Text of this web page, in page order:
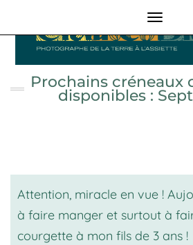
Prochains créneaux
disponibles :
Attention, miracle en vue !
à faire manger et surtout à
courgette à mon fils de 3 ans !